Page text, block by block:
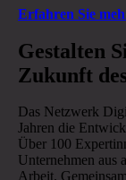
Erfahren Sie
Gestalten
Zukunft
Das Netzwerk
Jahren die
Über 100
Unternehmen aus
Arbeit.